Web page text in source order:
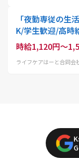
「夜勤専従の生
K/学生歓迎/高時
時給1,120円～
ライフケアはーと合同会